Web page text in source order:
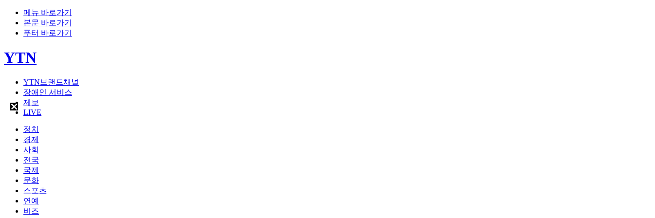
메뉴 바로가기
본문 바로가기
푸터 바로가기
YTN
YTN브랜드채널
장애인 서비스
제보
LIVE
정치
경제
사회
전국
국제
문화
스포츠
연예
비즈